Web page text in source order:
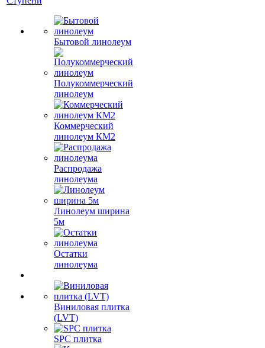
Бытовой линолеум
Полукоммерческий
линолеум
Коммерческий
линолеум КМ2
Распродажа
линолеума
Линолеум ширина
5м
Остатки
линолеума
Виниловая плитка
(LVT)
SPC плитка